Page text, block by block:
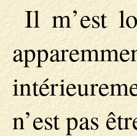
Il m’est
n’est pas